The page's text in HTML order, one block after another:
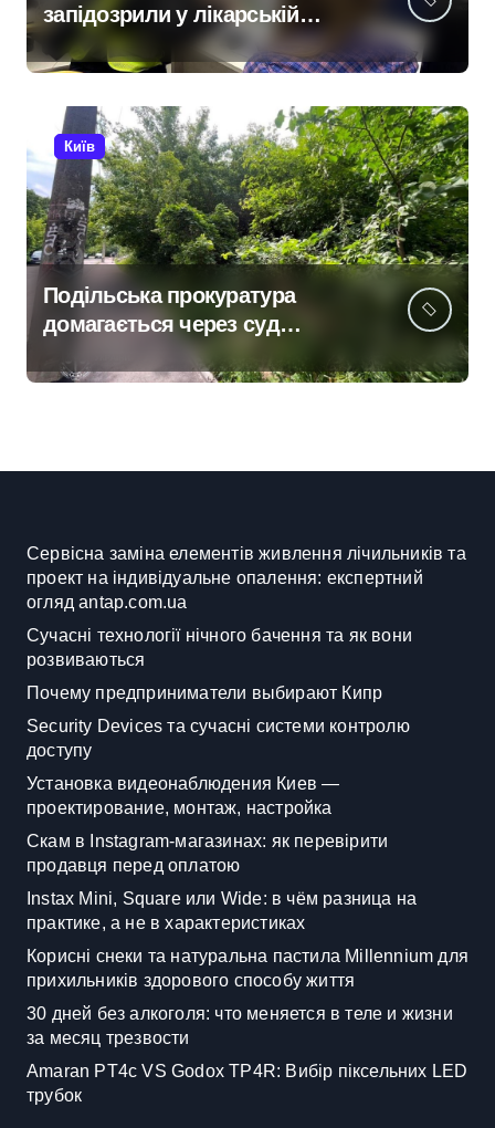
запідозрили у лікарській
недбалості після втрати
вагітності після операції
Київ
Подільська прокуратура
домагається через суд
анулювання прав власності
на фіктивну будівлю в центрі
Сервісна заміна елементів живлення лічильників та
проект на індивідуальне опалення: експертний
огляд antap.com.ua
Сучасні технології нічного бачення та як вони
розвиваються
Почему предприниматели выбирают Кипр
Security Devices та сучасні системи контролю
доступу
Установка видеонаблюдения Киев —
проектирование, монтаж, настройка
Скам в Instagram-магазинах: як перевірити
продавця перед оплатою
Instax Mini, Square или Wide: в чём разница на
практике, а не в характеристиках
Корисні снеки та натуральна пастила Millennium для
прихильників здорового способу життя
30 дней без алкоголя: что меняется в теле и жизни
за месяц трезвости
Amaran PT4c VS Godox TP4R: Вибір піксельних LED
трубок